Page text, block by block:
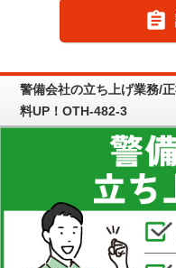

警備会社の立ち上げ業務/
料UP！OTH-482-3